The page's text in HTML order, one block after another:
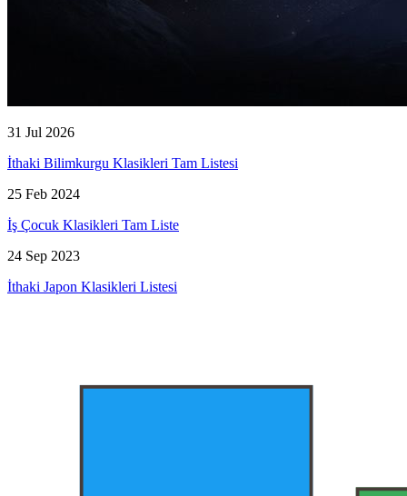
31 Jul 2026
İthaki Bilimkurgu Klasikleri Tam Listesi
25 Feb 2024
İş Çocuk Klasikleri Tam Liste
24 Sep 2023
İthaki Japon Klasikleri Listesi